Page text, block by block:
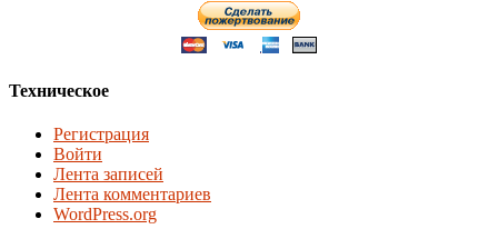
Техническое
Регистрация
Войти
Лента записей
Лента комментариев
WordPress.org